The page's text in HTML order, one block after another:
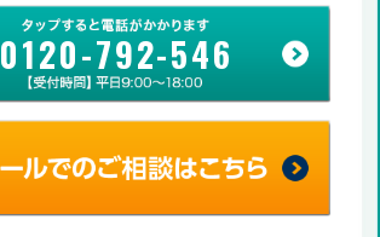
0120-792-546